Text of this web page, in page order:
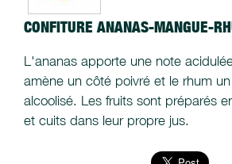
CONFITURE ANANAS-MANGUE-
L'ananas apporte une note
amène un côté poivré et le rhum
alcoolisé. Les fruits sont préparés
et cuits dans leur propre jus.